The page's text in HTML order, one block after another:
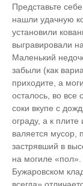
Представьте
нашли удачную
установили
выгравировали
Маленький
забыли (как
приходите, а
осталось, во все
соки вкупе с
ограду, а к плите
валяется мусор,
застрявший в
на могиле
Бужаровском